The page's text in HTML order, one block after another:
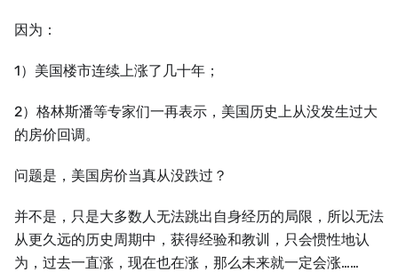
因为：
1）美国楼市连续上涨了几十年；
2）格林斯潘等专家们一再表示，美国历史上从没发生过大
的房价回调。
问题是，美国房价当真从没跌过？
并不是，只是大多数人无法跳出自身经历的局限，所以无法
从更久远的历史周期中，获得经验和教训，只会惯性地认
为，过去一直涨，现在也在涨，那么未来就一定会涨……